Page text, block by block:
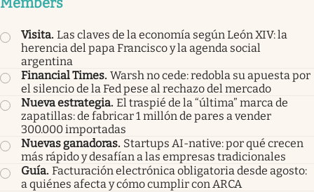
Visita. Las claves de la economía según León XIV: la
herencia del papa Francisco y la agenda social
argentina
Financial Times. Warsh no cede: redobla su apuesta por
el silencio de la Fed pese al rechazo del mercado
Nueva estrategia. El traspié de la “última” marca de
zapatillas: de fabricar 1 millón de pares a vender
300.000 importadas
Nuevas ganadoras. Startups AI-native: por qué crecen
más rápido y desafían a las empresas tradicionales
Guía. Facturación electrónica obligatoria desde agosto:
a quiénes afecta y cómo cumplir con ARCA